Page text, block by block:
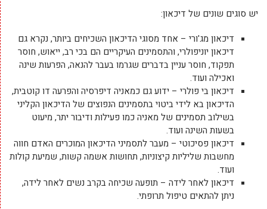
יש סוגים שונים של דיכאון:
דיכאון מג'ורי – אחד מסוגי הדיכאון השכיחים ביותר, נקרא גם
דיכאון יוניפולרי, והתסמינים העיקריים הם בכי רב, ייאוש, חוסר
תפקוד, חוסר עניין בדברים שגרמו בעבר להנאה, הפרעות שינה
ואכילה ועוד.
דיכאון בי פולרי – ידוע גם כמאניה דיפרסיה והפרעה דו קוטבית,
הדיכאון בא לידי ביטוי בתסמינים הנפוצים של הדיכאון הקליני
בשילוב תסמינים של מאניה כמו פעילות ודיבור יתר, מיעוט
בשעות השינה ועוד.
דיכאון פסיכוטי – מעבר לתסמיני הדיכאון המוכרים האדם חווה
מחשבות שליליות קיצוניות, תחושות אשמה קשות, שמיעת קולות
ועוד.
דיכאון לאחר לידה – תופעה שכיחה בקרב נשים לאחר לידה,
ניתן להתאים טיפול תרופתי.